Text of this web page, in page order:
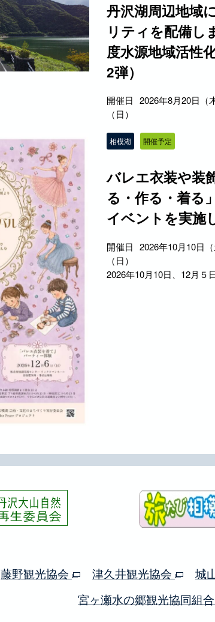
丹沢湖周辺地域
リティを配備し
度水源地域活性
2弾）
開催日 2026年8月20日（
（日）
相模湖 開催予定
バレエ衣装や装
る・作る・着る
イベントを実施
開催日 2026年10月10日
（日）
2026年10月10日、12月５
藤野観光協会 津久井観光協会 城
宮ヶ瀬水の郷観光協同組合